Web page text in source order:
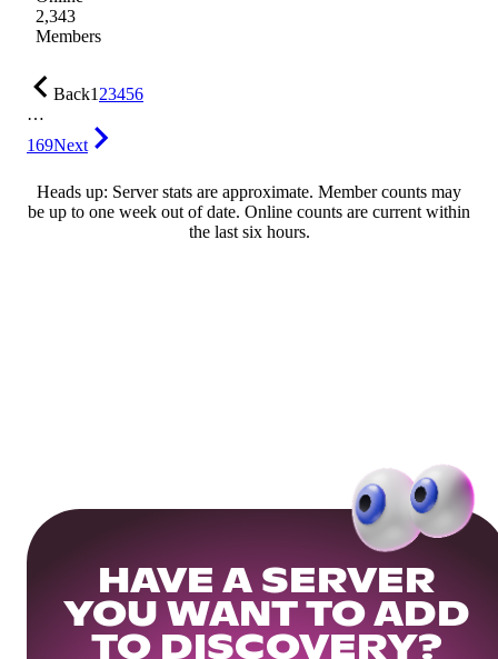
2,343
Members
Back123456
…
169Next
Heads up: Server stats are approximate. Member counts may
be up to one week out of date. Online counts are current within
the last six hours.
HAVE A SERVER
YOU WANT TO ADD
TO DISCOVERY?